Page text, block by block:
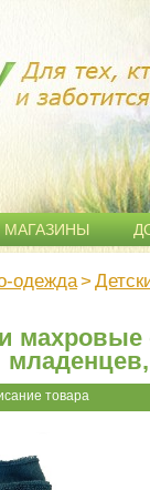
МАГАЗИНЫ
одежда>
махровые
товара